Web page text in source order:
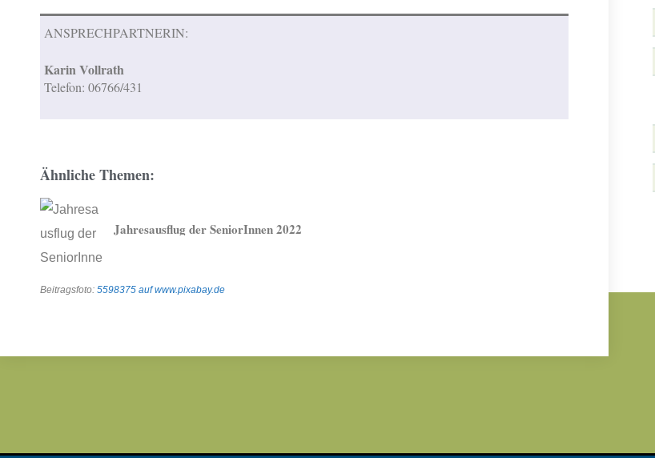
ANSPRECHPARTNERIN:
Karin Vollrath
Telefon: 06766/431
Ähnliche Themen:
Jahresausflug der SeniorInnen 2022
Beitragsfoto: 5598375 auf www.pixabay.de